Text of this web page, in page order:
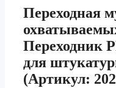
Переходная
Переходник
для
(Артикул: